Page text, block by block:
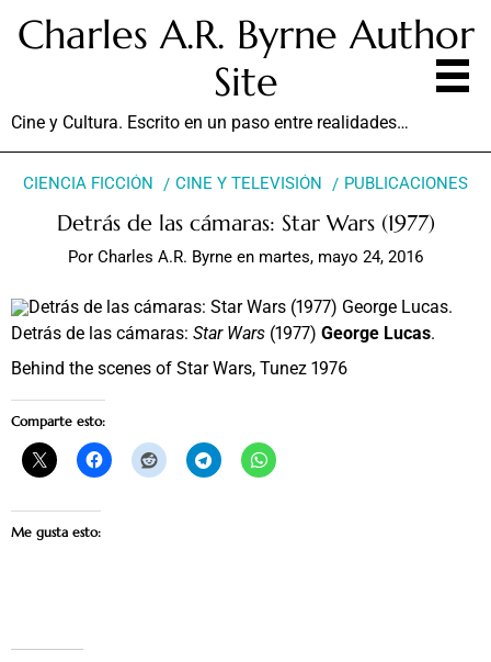
Charles A.R. Byrne Author
Site
Cine y Cultura. Escrito en un paso entre realidades…
CIENCIA FICCIÓN CINE Y TELEVISIÓN PUBLICACIONES
Detrás de las cámaras: Star Wars (1977)
Por Charles A.R. Byrne en martes, mayo 24, 2016
Detrás de las cámaras: Star Wars (1977) George Lucas.
Behind the scenes of Star Wars, Tunez 1976
Comparte esto:
Me gusta esto: